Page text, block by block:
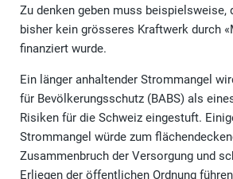
Zu denken geben muss beispielsweise,
bisher kein grösseres Kraftwerk durch
finanziert wurde.
Ein länger anhaltender Strommangel
für Bevölkerungsschutz (BABS) als
Risiken für die Schweiz eingestuft.
Strommangel würde zum
Zusammenbruch der Versorgung und
Erliegen der öffentlichen Ordnung